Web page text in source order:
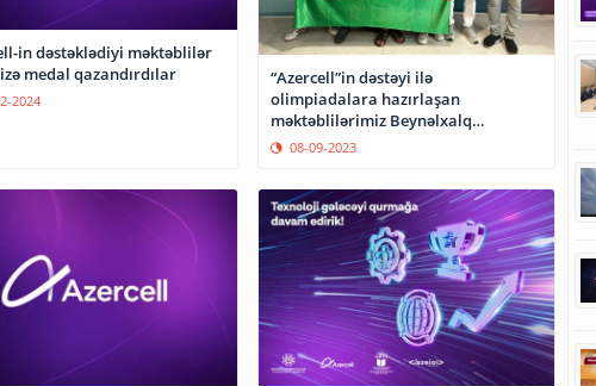
in dəstəklədiyi məktəblilər
medal qazandırdılar
2024
“Azercell”in dəstəyi ilə
olimpiadalara hazırlaşan
məktəblilərimiz Beynəlxalq
İnformatika Olimpiadasında uğur
08-09-2023